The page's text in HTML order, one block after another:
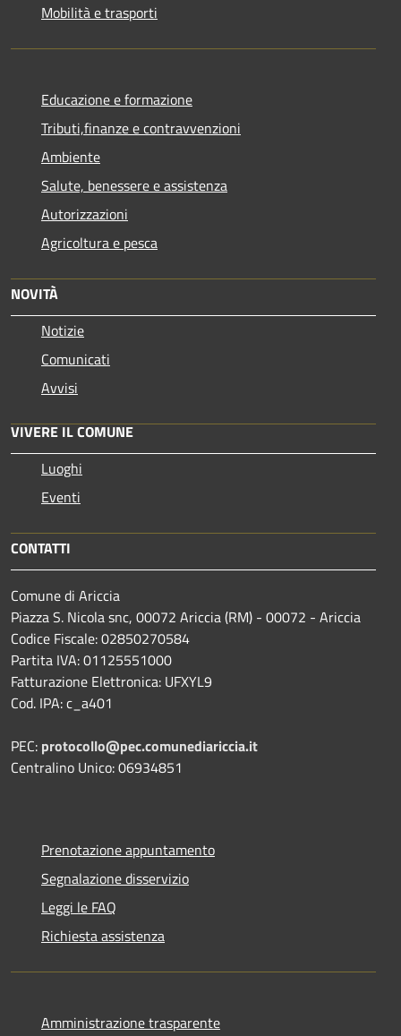
Mobilità e trasporti
Educazione e formazione
Tributi,finanze e contravvenzioni
Ambiente
Salute, benessere e assistenza
Autorizzazioni
Agricoltura e pesca
NOVITÀ
Notizie
Comunicati
Avvisi
VIVERE IL COMUNE
Luoghi
Eventi
CONTATTI
Comune di Ariccia
Piazza S. Nicola snc, 00072 Ariccia (RM) - 00072 - Ariccia
Codice Fiscale: 02850270584
Partita IVA: 01125551000
Fatturazione Elettronica: UFXYL9
Cod. IPA: c_a401
PEC: protocollo@pec.comunediariccia.it
Centralino Unico: 06934851
Prenotazione appuntamento
Segnalazione disservizio
Leggi le FAQ
Richiesta assistenza
Amministrazione trasparente